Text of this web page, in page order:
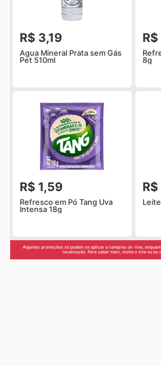
R$ 3,19
Água Mineral Prata sem Gás
Pet 510ml
8g
R$ 1,59
Refresco em Pó Tang Uva
Intensa 18g
Algumas promoções só podem se aplicar a compras on -line,
localização. Para saber mais, visite o site ou os